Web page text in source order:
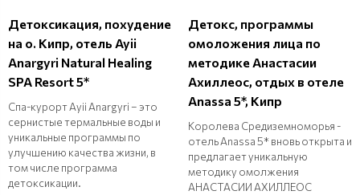
Детоксикация, похудение
на о. Кипр, отель Ayii
Anargyri Natural Healing
SPA Resort 5*
Спа-курорт Ayii Anargyri – это
сернистые термальные воды и
уникальные программы по
улучшению качества жизни, в
том числе программа
детоксикации.
Детокс, программы
омоложения лица по
методике Анастасии
Ахиллеос, отдых в отеле
Anassa 5*, Кипр
Королева Средиземноморья -
отель Anassa 5* вновь открыта и
предлагает уникальную
методику омолжения
АНАСТАСИИ АХИЛЛЕОС